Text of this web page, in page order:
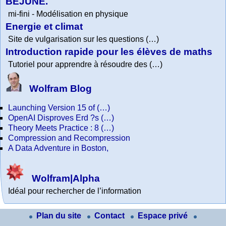
mi-fini - Modélisation en physique
Energie et climat
Site de vulgarisation sur les questions (…)
Introduction rapide pour les élèves de maths
Tutoriel pour apprendre à résoudre des (…)
Wolfram Blog
Launching Version 15 of (…)
OpenAI Disproves Erd ?s (…)
Theory Meets Practice : 8 (…)
Compression and Recompression
A Data Adventure in Boston,
Wolfram|Alpha
Idéal pour rechercher de l’information
Plan du site Contact Espace privé